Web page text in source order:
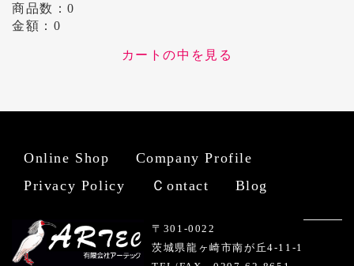
商品数：0
金額：0
カートの中を見る
Online Shop
Company Profile
Privacy Policy
Ｃontact Blog
〒301-0022
茨城県龍ヶ崎市南が丘4-11-1